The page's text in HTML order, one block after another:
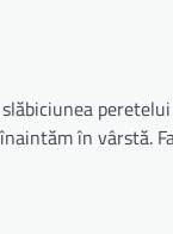
în vârstă.